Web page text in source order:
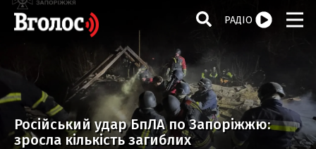
РАДІО
Російський удар БпЛА по Запоріжжю:
зросла кількість загиблих